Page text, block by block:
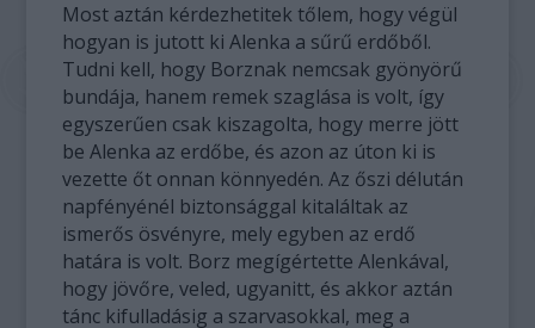
Most aztán kérdezhetitek tőlem, hogy végül
hogyan is jutott ki Alenka a sűrű erdőből.
Tudni kell, hogy Borznak nemcsak gyönyörű
bundája, hanem remek szaglása is volt, így
egyszerűen csak kiszagolta, hogy merre jött
be Alenka az erdőbe, és azon az úton ki is
vezette őt onnan könnyedén. Az őszi délután
napfényénél biztonsággal kitaláltak az
ismerős ösvényre, mely egyben az erdő
határa is volt. Borz megígértette Alenkával,
hogy jövőre, veled, ugyanitt, és akkor aztán
tánc kifulladásig a szarvasokkal, meg a